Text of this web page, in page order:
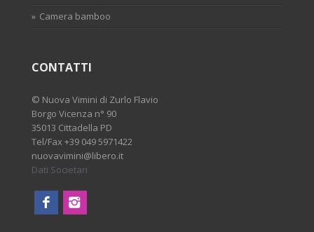
Camera bamboo
CONTATTI
© Nuova Vimini di Zurlo Flavio
Borgo Vicenza n° 90
35013 Cittadella PD
Tel/Fax +39 049 5971422
nuovavimini@libero.it
Dati Societari